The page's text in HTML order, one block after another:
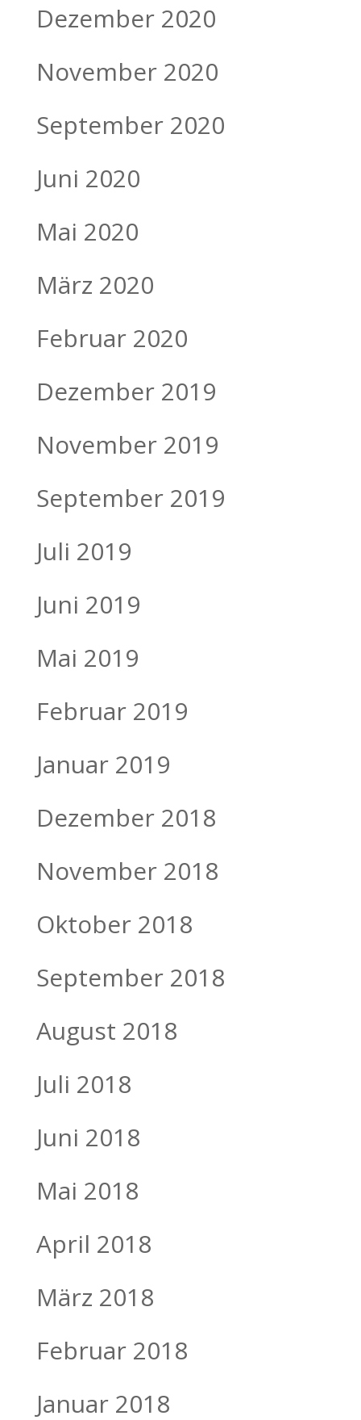
Dezember 2020
November 2020
September 2020
Juni 2020
Mai 2020
März 2020
Februar 2020
Dezember 2019
November 2019
September 2019
Juli 2019
Juni 2019
Mai 2019
Februar 2019
Januar 2019
Dezember 2018
November 2018
Oktober 2018
September 2018
August 2018
Juli 2018
Juni 2018
Mai 2018
April 2018
März 2018
Februar 2018
Januar 2018